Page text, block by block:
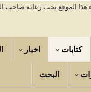
هذا الموقع تحت رعاية صاحب
كتابات اخبار
البحث